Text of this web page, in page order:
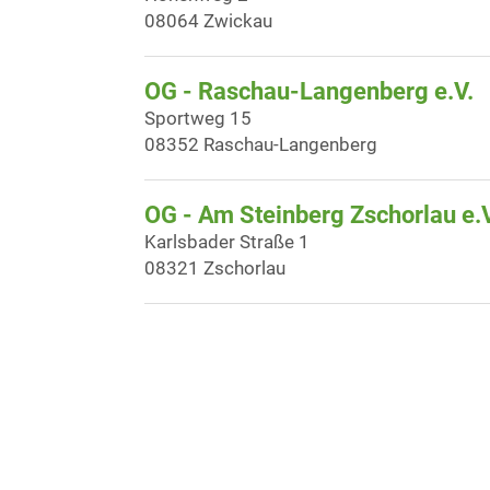
08064 Zwickau
OG - Raschau-Langenberg e.V.
Sportweg 15
08352 Raschau-Langenberg
OG - Am Steinberg Zschorlau
Karlsbader Straße 1
08321 Zschorlau